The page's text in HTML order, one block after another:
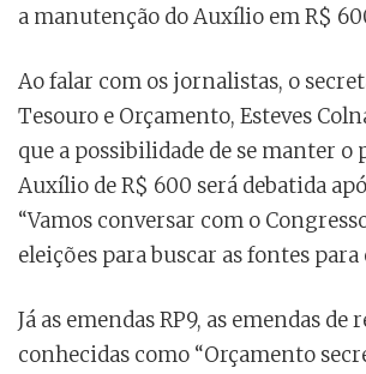
a manutenção do Auxílio em R$
Ao falar com os jornalistas, o
Tesouro e Orçamento, Esteves
que a possibilidade de se manter o
Auxílio de R$ 600 será debatida
“Vamos conversar com o
eleições para buscar as fontes para
Já as emendas RP9, as emendas de
conhecidas como “Orçamento